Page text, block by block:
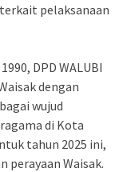
pelaksanaan
DPD WALUBI
dengan
wujud
di Kota
tahun 2025 ini,
perayaan Waisak.